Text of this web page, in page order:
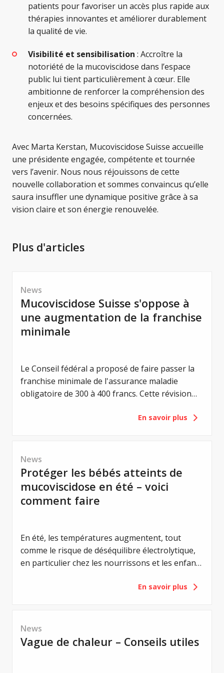
patients pour favoriser un accès plus rapide aux
thérapies innovantes et améliorer durablement
la qualité de vie.
Visibilité et sensibilisation : Accroître la
notoriété de la mucoviscidose dans l’espace
public lui tient particulièrement à cœur. Elle
ambitionne de renforcer la compréhension des
enjeux et des besoins spécifiques des personnes
concernées.
Avec Marta Kerstan, Mucoviscidose Suisse accueille
une présidente engagée, compétente et tournée
vers l’avenir. Nous nous réjouissons de cette
nouvelle collaboration et sommes convaincus qu’elle
saura insuffler une dynamique positive grâce à sa
vision claire et son énergie renouvelée.
Plus d'articles
News
Mucoviscidose Suisse s'oppose à
une augmentation de la franchise
minimale
Le Conseil fédéral a proposé de faire passer la
franchise minimale de l'assurance maladie
obligatoire de 300 à 400 francs. Cette révision
assuré-e-s et à maîtriser les coûts de la santé.
conséquence majeure : une charge financière
supplémentaire. C'est pourquoi Mucoviscidose
Suisse (MVS) s'oppose à ce projet.
En savoir plus
News
Protéger les bébés atteints de
mucoviscidose en été – voici
comment faire
En été, les températures augmentent, tout
comme le risque de déséquilibre électrolytique,
en particulier chez les nourrissons et les enfants
équilibre électrolytique est vital pour eux. Même
que la perte d'appétit, l'apathie ou les
vomissements, sont des signes avant-coureurs
d'un syndrome de perte de sel. Les
En savoir plus
News
Vague de chaleur – Conseils utiles